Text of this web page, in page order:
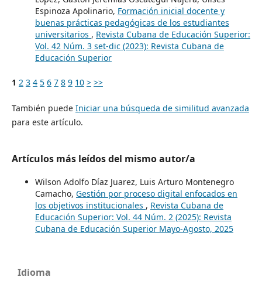
Espinoza Apolinario, Formación inicial docente y
buenas prácticas pedagógicas de los estudiantes
universitarios , Revista Cubana de Educación Superior:
Vol. 42 Núm. 3 set-dic (2023): Revista Cubana de
Educación Superior
1 2 3 4 5 6 7 8 9 10 > >>
También puede Iniciar una búsqueda de similitud avanzada
para este artículo.
Artículos más leídos del mismo autor/a
Wilson Adolfo Díaz Juarez, Luis Arturo Montenegro
Camacho, Gestión por proceso digital enfocados en
los objetivos institucionales , Revista Cubana de
Educación Superior: Vol. 44 Núm. 2 (2025): Revista
Cubana de Educación Superior Mayo-Agosto, 2025
Idioma